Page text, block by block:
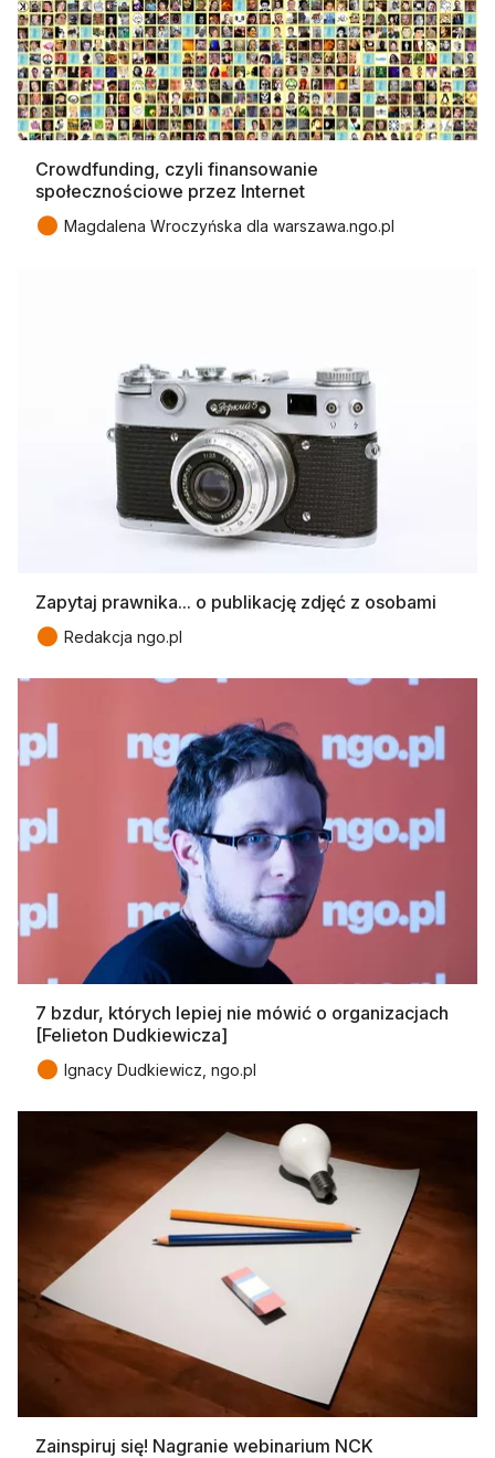
Crowdfunding, czyli finansowanie
społecznościowe przez Internet
● Magdalena Wroczyńska dla warszawa.ngo.pl
Zapytaj prawnika... o publikację zdjęć z osobami
● Redakcja ngo.pl
7 bzdur, których lepiej nie mówić o organizacjach
[Felieton Dudkiewicza]
● Ignacy Dudkiewicz, ngo.pl
Zainspiruj się! Nagranie webinarium NCK